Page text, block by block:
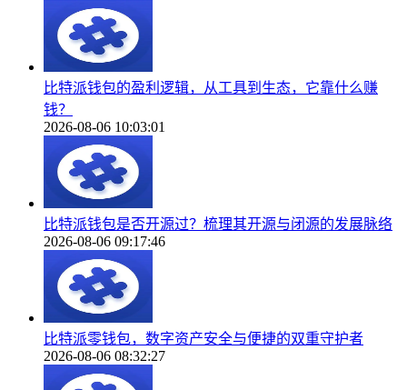
比特派钱包的盈利逻辑，从工具到生态，它靠什么赚
钱？
2026-08-06 10:03:01
比特派钱包是否开源过？梳理其开源与闭源的发展脉络
2026-08-06 09:17:46
比特派零钱包，数字资产安全与便捷的双重守护者
2026-08-06 08:32:27